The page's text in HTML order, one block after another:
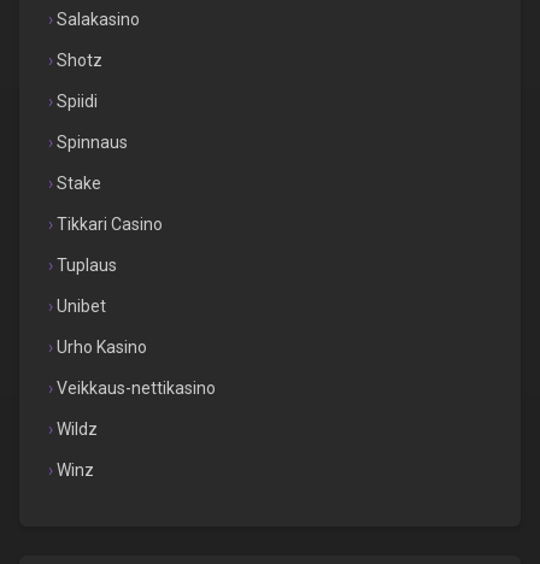
Salakasino
Shotz
Spiidi
Spinnaus
Stake
Tikkari Casino
Tuplaus
Unibet
Urho Kasino
Veikkaus-nettikasino
Wildz
Winz